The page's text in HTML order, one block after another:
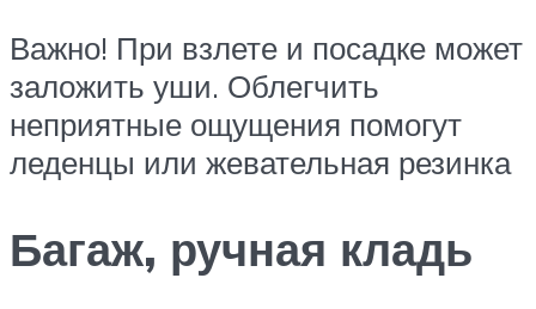
Важно! При взлете и посадке может
заложить уши. Облегчить
неприятные ощущения помогут
леденцы или жевательная резинка
Багаж, ручная кладь